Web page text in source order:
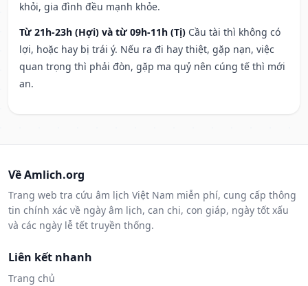
khỏi, gia đình đều mạnh khỏe.
Từ 21h-23h (Hợi) và từ 09h-11h (Tị) Cầu tài thì không có
lợi, hoặc hay bị trái ý. Nếu ra đi hay thiệt, gặp nạn, việc
quan trọng thì phải đòn, gặp ma quỷ nên cúng tế thì mới
an.
Về Amlich.org
Trang web tra cứu âm lịch Việt Nam miễn phí, cung cấp thông
tin chính xác về ngày âm lịch, can chi, con giáp, ngày tốt xấu
và các ngày lễ tết truyền thống.
Liên kết nhanh
Trang chủ